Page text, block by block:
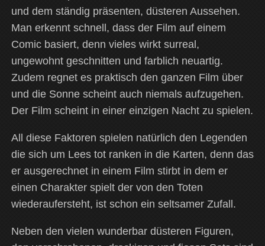
und dem ständig präsenten, düsteren Aussehen.
Man erkennt schnell, dass der Film auf einem
Comic basiert, denn vieles wirkt surreal,
ungewohnt geschnitten und farblich neuartig.
Zudem regnet es praktisch den ganzen Film über
und die Sonne scheint auch niemals aufzugehen.
Der Film scheint in einer einzigen Nacht zu spielen.
All diese Faktoren spielen natürlich den Legenden
die sich um Lees tot ranken in die Karten, denn das
er ausgerechnet in einem Film stirbt in dem er
einen Charakter spielt der von den Toten
wiederaufersteht, ist schon ein seltsamer Zufall.
Neben den vielen wunderbar düsteren Figuren,